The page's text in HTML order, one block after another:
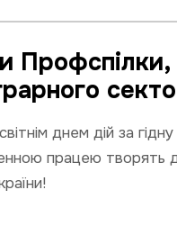
Профспілки,
днем дій за
працею творять